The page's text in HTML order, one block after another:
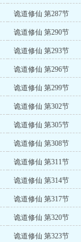
诡道修仙 第287节
诡道修仙 第290节
诡道修仙 第293节
诡道修仙 第296节
诡道修仙 第299节
诡道修仙 第302节
诡道修仙 第305节
诡道修仙 第308节
诡道修仙 第311节
诡道修仙 第314节
诡道修仙 第317节
诡道修仙 第320节
诡道修仙 第323节